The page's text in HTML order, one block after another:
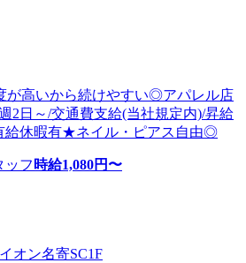
が高いから続けやすい◎アパレル店
2日～/交通費支給(当社規定内)/昇給
給休暇有★ネイル・ピアス自由◎
ッフ 時給1,080円〜
オン名寄SC1F